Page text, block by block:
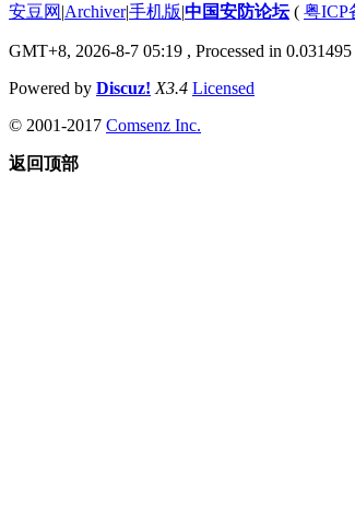
安豆网 |Archiver|手机版|中国安防论坛( 粤ICP
GMT+8, 2026-8-7 05:19 , Processed in
Powered by Discuz! X3.4 Licensed
© 2001-2017 Comsenz Inc.
返回顶部